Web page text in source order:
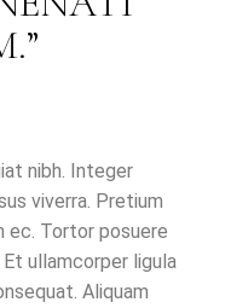
nibh. Integer
viverra. Pretium
ec. Tortor posuere
ullamcorper ligula
Aliquam